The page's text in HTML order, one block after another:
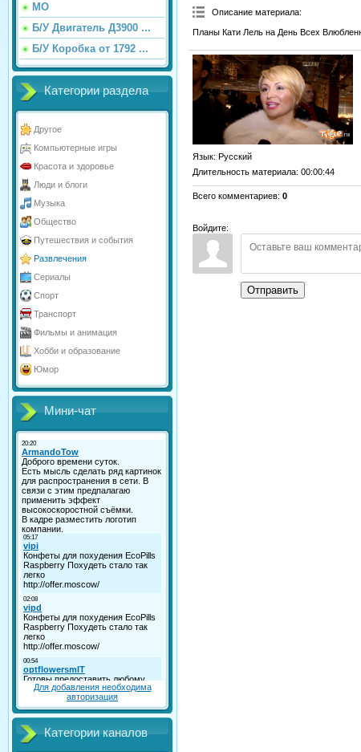
МО
Б/У Двигатель Д3900 ...
Б/У Коробка от 1792 ...
Категории раздела
Другое
Компьютерные игры
Красота и здоровье
Люди и блоги
Музыка
Общество
Путешествия и события
Развлечения
Сериалы
Спорт
Транспорт
Фильмы и анимация
Хобби и образование
Юмор
Мини-чат
Для добавления необходима
авторизация
Категории каналов
Описание материала:
Планы Кати Лель на День Всех
Язык: Русский
Длительность материала: 00:00:44
Всего комментариев: 0
Войдите:
Отправить